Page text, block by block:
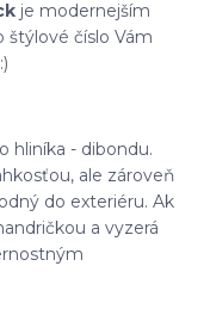
je modernejším
štýlové číslo Vám
hliníka - dibondu.
ale zároveň
do exteriéru. Ak
a vyzerá